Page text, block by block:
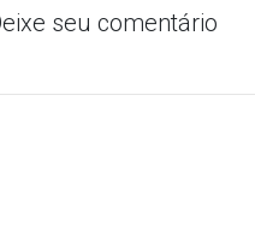
seu comentário